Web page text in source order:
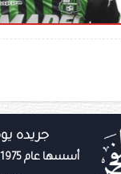
جريده
أسسها عام 1975 ويرأس تحريرها عبيد حميد المزروعي